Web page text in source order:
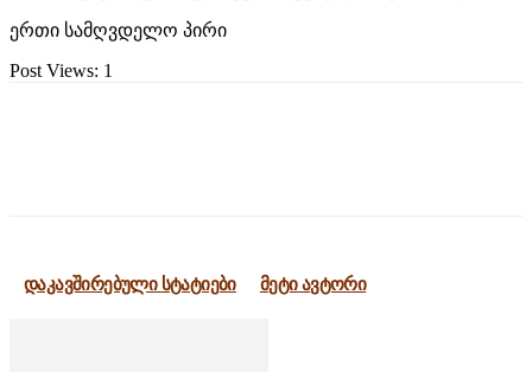
ერთი სამღვდელო პირი
Post Views: 1
დაკავშირებული სტატიები მეტი ავტორი